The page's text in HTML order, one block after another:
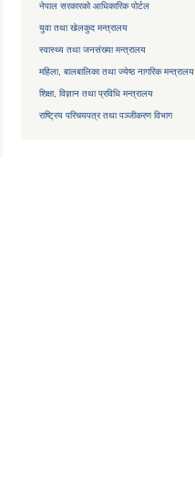
नेपाल सरकारको आधिकारिक पोर्टल
युवा तथा खेलकुद मन्त्रालय
स्वास्थ्य तथा जनसंख्या मन्त्रालय
महिला, बालबालिका तथा ज्येष्ठ नागरिक मन्त्रालय
शिक्षा, विज्ञान तथा प्रविधि मन्त्रालय
राष्ट्रिय परिचयपत्र तथापञ्जीकरण विभाग